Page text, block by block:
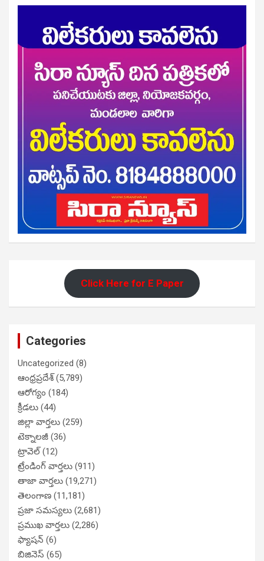
Click Here for E Paper
Categories
Uncategorized (8)
ఆంధ్రప్రదేశ్(5,789)
ఆరోగ్యం (184)
క్రీడలు (44)
జిల్లా వార్తలు (259)
టెక్నాలజీ (36)
ట్రావెల్(12)
ట్రేండింగ్ వార్తలు (911)
తాజా వార్తలు (19,271)
తెలంగాణ (11,181)
ప్రజా సమస్యలు (2,681)
ప్రముఖ వార్తలు (2,286)
ఫ్యాషన్ (6)
బిజినెస్ (65)